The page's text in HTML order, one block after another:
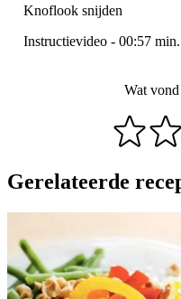
Knoflook snijden
Instructievideo - 00:57 min.
Wat
Gerelateerde